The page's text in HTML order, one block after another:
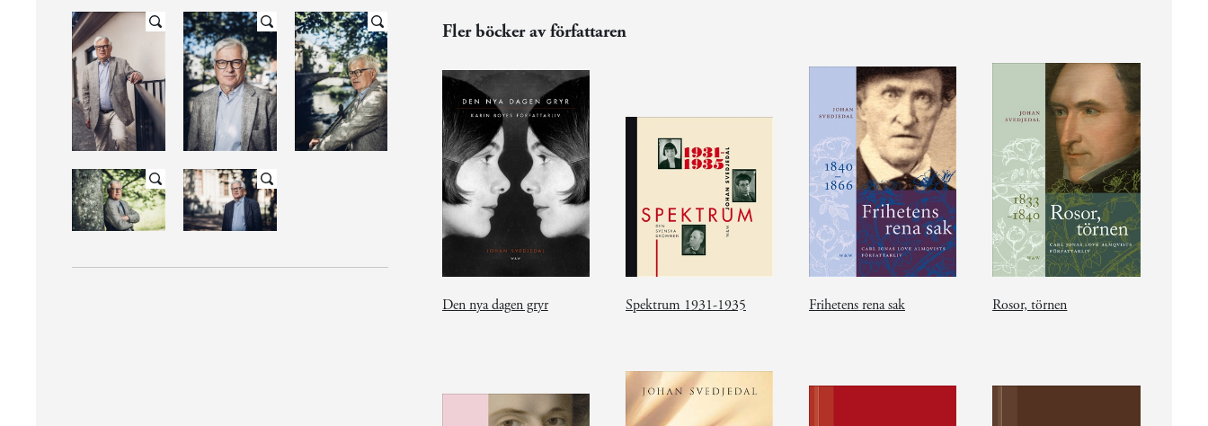
Fler böcker av författaren
Den nya dagen gryr Spektrum 1931-1935 Frihetens rena sak Rosor, törnen